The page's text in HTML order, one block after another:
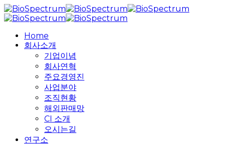
Skip
to
content
search
MenuHome
회사소개
기업이념
회사연혁
주요경영진
사업분야
조직현황
해외판매망
CI 소개
오시는길
연구소